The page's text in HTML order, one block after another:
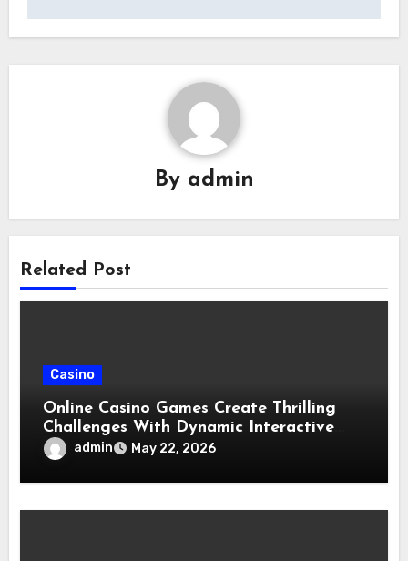
By admin
Related Post
Casino
Online Casino Games Create Thrilling
Challenges With Dynamic Interactive
Entertainment Features
admin May 22, 2026